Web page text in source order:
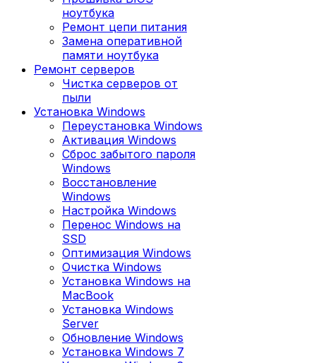
ноутбука
Ремонт цепи питания
Замена оперативной
памяти ноутбука
Ремонт серверов
Чистка серверов от
пыли
Установка Windows
Переустановка Windows
Активация Windows
Сброс забытого пароля
Windows
Восстановление
Windows
Настройка Windows
Перенос Windows на
SSD
Оптимизация Windows
Очистка Windows
Установка Windows на
MacBook
Установка Windows
Server
Обновление Windows
Установка Windows 7